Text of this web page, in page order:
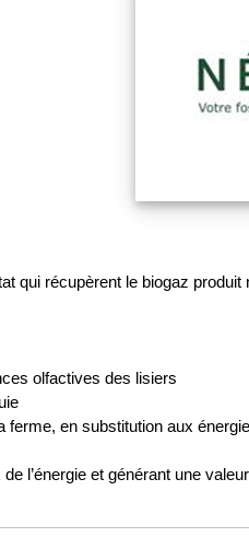
récupèrent le biogaz
olfactives des lisiers
en substitution aux
l’énergie et générant une